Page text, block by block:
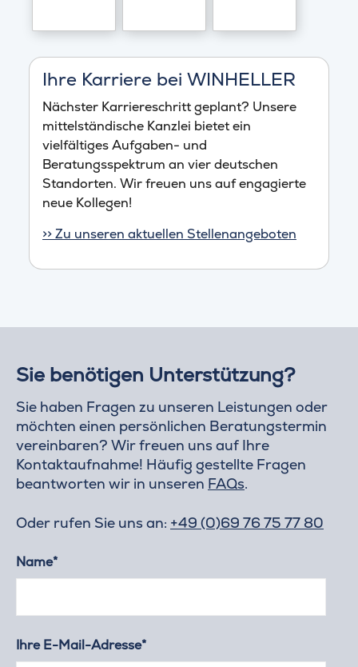
Ihre Karriere bei WINHELLER
Nächster Karriereschritt geplant? Unsere
mittelständische Kanzlei bietet ein
vielfältiges Aufgaben- und
Beratungsspektrum an vier deutschen
Standorten. Wir freuen uns auf engagierte
neue Kollegen!
>> Zu unseren aktuellen Stellenangeboten
Sie benötigen Unterstützung?
Sie haben Fragen zu unseren Leistungen oder
möchten einen persönlichen Beratungstermin
vereinbaren? Wir freuen uns auf Ihre
Kontaktaufnahme! Häufig gestellte Fragen
beantworten wir in unseren FAQs.
Oder rufen Sie uns an: +49 (0)69 76 75 77 80
Name*
Ihre E-Mail-Adresse*